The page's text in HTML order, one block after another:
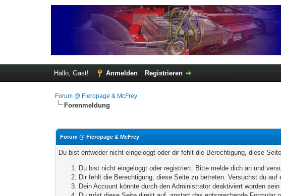
Hallo, Gast! Anmelden Registrieren
Forum @ Fieropage & McFrey
Forenmeldung
Forum @ Fieropage & McFrey
Du bist entweder nicht eingeloggt oder dir fehlt die Berechtigung, diese
Du bist nicht eingeloggt oder registriert. Bitte melde dich an und
Dir fehlt die Berechtigung, diese Seite zu betreten. Versuchst du
Dein Account könnte durch den Administrator deaktiviert worden